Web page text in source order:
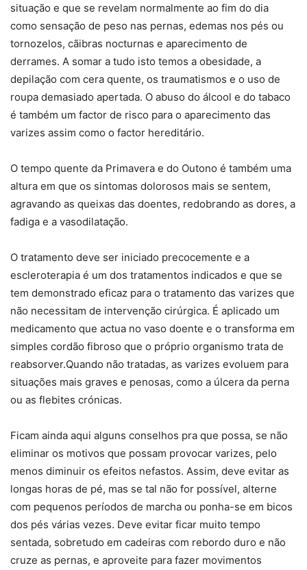
situação e que se revelam normalmente ao fim do dia
como sensação de peso nas pernas, edemas nos pés ou
tornozelos, cãibras nocturnas e aparecimento de
derrames. A somar a tudo isto temos a obesidade, a
depilação com cera quente, os traumatismos e o uso de
roupa demasiado apertada. O abuso do álcool e do tabaco
é também um factor de risco para o aparecimento das
varizes assim como o factor hereditário.
O tempo quente da Primavera e do Outono é também uma
altura em que os sintomas dolorosos mais se sentem,
agravando as queixas das doentes, redobrando as dores, a
fadiga e a vasodilatação.
O tratamento deve ser iniciado precocemente e a
escleroterapia é um dos tratamentos indicados e que se
tem demonstrado eficaz para o tratamento das varizes que
não necessitam de intervenção cirúrgica. É aplicado um
medicamento que actua no vaso doente e o transforma em
simples cordão fibroso que o próprio organismo trata de
reabsorver.Quando não tratadas, as varizes evoluem para
situações mais graves e penosas, como a úlcera da perna
ou as flebites crónicas.
Ficam ainda aqui alguns conselhos pra que possa, se não
eliminar os motivos que possam provocar varizes, pelo
menos diminuir os efeitos nefastos. Assim, deve evitar as
longas horas de pé, mas se tal não for possível, alterne
com pequenos períodos de marcha ou ponha-se em bicos
dos pés várias vezes. Deve evitar ficar muito tempo
sentada, sobretudo em cadeiras com rebordo duro e não
cruze as pernas, e aproveite para fazer movimentos